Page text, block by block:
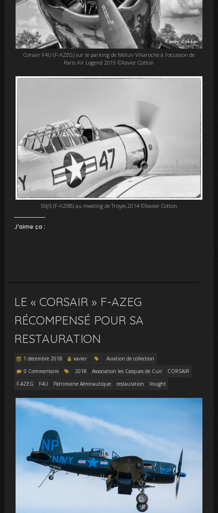
Corsair F4U (F-AZEG) sur le parking de Melun-Villaroche à l’occasion de
Paris Air Legend 2019 ©Xavier Cotton
SNJ5 (F-AZRB) au meeting de Troyes 2014 ©Xavier Cotton
J’aime ça :
LE « CORSAIR » F-AZEG
RÉCOMPENSÉ POUR SA
RESTAURATION
1 décembre 2018 xavier
Aviation de collection
0 Commentaire
2018 Association les Casques de Cuir
CORSAIR
F-AZEG
F4U Patrimoine Aéronautique restauration Vought